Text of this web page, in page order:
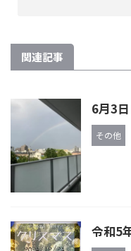
関連記事
6月3
その他
令和5